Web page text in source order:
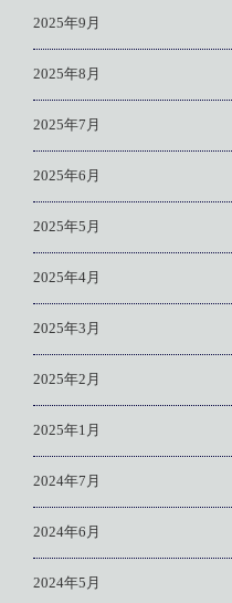
2025年9月
2025年8月
2025年7月
2025年6月
2025年5月
2025年4月
2025年3月
2025年2月
2025年1月
2024年7月
2024年6月
2024年5月